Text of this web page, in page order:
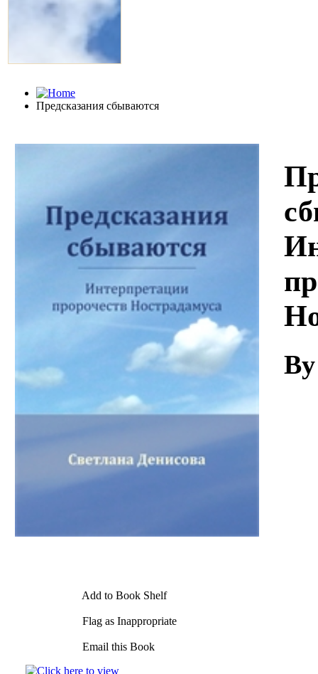
Предсказания сбываются
Add to Book Shelf
Flag as Inappropriate
Email this Book